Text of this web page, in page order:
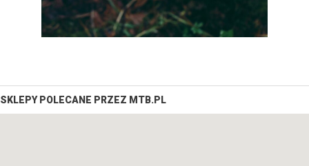
SKLEPY POLECANE PRZEZ MTB.PL